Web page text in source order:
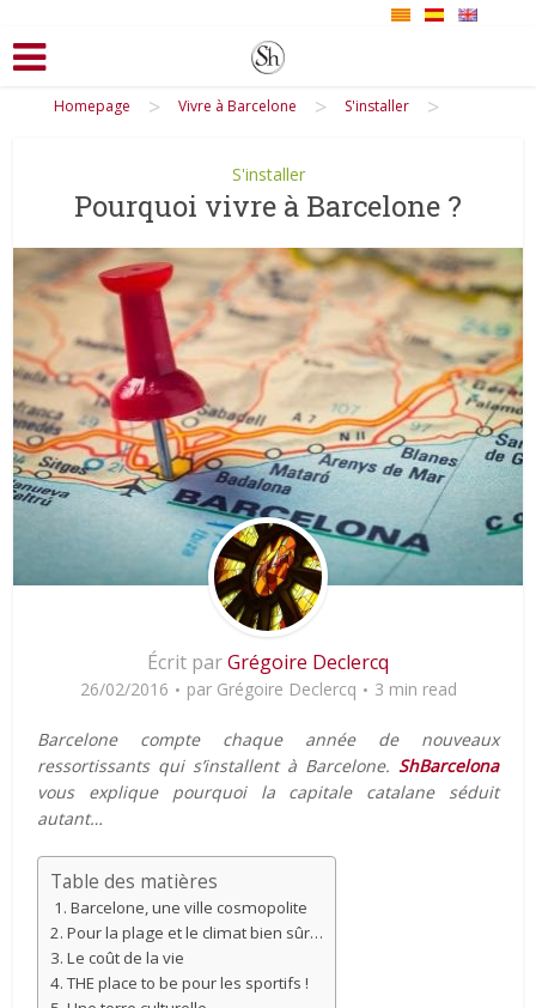
Homepage > Vivre à Barcelone > S'installer >
S'installer
Pourquoi vivre à Barcelone ?
Écrit parGrégoire Declercq
26/02/2016 par Grégoire Declercq 3 min read
Barcelone compte chaque année de nouveaux
ressortissants qui s’installent à Barcelone. ShBarcelona
vous explique pourquoi la capitale catalane séduit
autant…
Table des matières
1. Barcelone, une ville cosmopolite
2. Pour la plage et le climat bien sûr…
3. Le coût de la vie
4. THE place to be pour les sportifs !